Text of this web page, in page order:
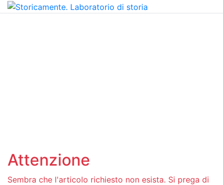
Attenzione
Sembra che l'articolo richiesto non esista. Si prega di